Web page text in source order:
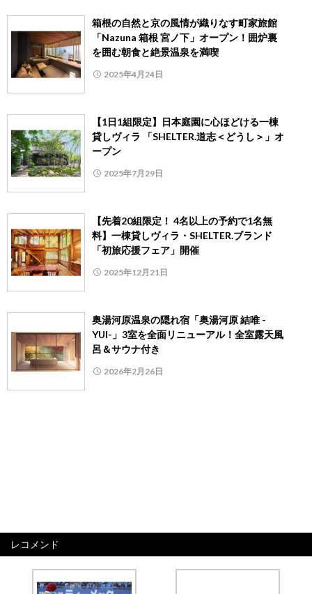
箱根の自然と京の風情が織りなす町家旅館
「Nazuna 箱根 宮ノ下」オープン！囲炉裏
を囲む朝食と絶景温泉を満喫
2025年4月24日
【1日1組限定】日本庭園に心ほどける一棟
貸しヴィラ 「SHELTER.道志＜どうし＞」オ
ープン
2025年7月29日
【先着20組限定！ 4名以上の予約で1名無
料】一棟貸しヴィラ・SHELTER.ブランド
「初旅応援フェア」開催
2025年12月21日
奥湯河原温泉の隠れ宿「奥湯河原 結唯 -
YUI-」3室を全面リニューアル！全室露天風
呂＆サウナ付き
2026年2月26日
レコメンド